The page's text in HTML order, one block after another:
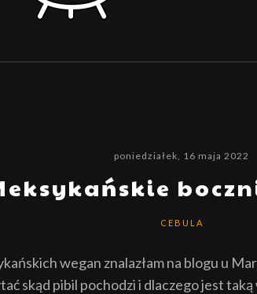
poniedziałek, 16 maja 2022
CEBULA
wegan znalazłam na blogu u
skąd pibil pochodzi i dlaczego jest taką